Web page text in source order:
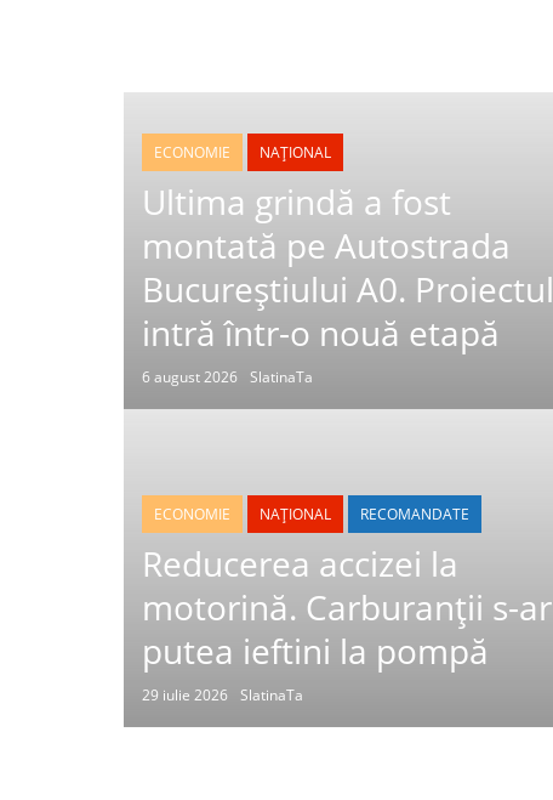
ECONOMIE NAȚIONAL
Ultima grindă a fost
montată pe Autostrada
Bucureștiului A0. Proiectul
intră într-o nouă etapă
6 august 2026 SlatinaTa
ECONOMIE NAȚIONAL RECOMANDATE
Reducerea accizei la
motorină. Carburanții s-ar
putea ieftini la pompă
29 iulie 2026 SlatinaTa